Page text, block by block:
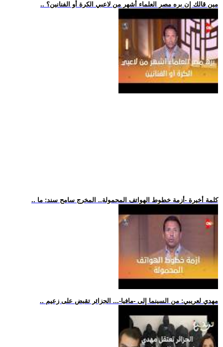
.. مين قالك إن بره مصر العلماء أشهر من لاعبي الكرة أو الفنانين؟
.. كلمة أخيرة -أزمة خطوط الهواتف المحمولة.. المخرج سامح سند: ما
.. مهدي لعريبي: من السينما إلى -مافيا-... الجزائر تقبض على زعيم